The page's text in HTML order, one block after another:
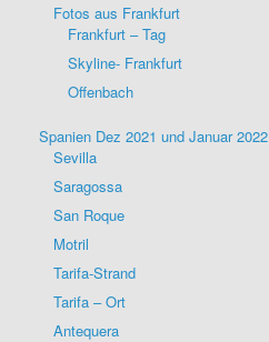
Fotos aus Frankfurt
Frankfurt – Tag
Skyline- Frankfurt
Offenbach
Spanien Dez 2021 und Januar 2022
Sevilla
Saragossa
San Roque
Motril
Tarifa-Strand
Tarifa – Ort
Antequera